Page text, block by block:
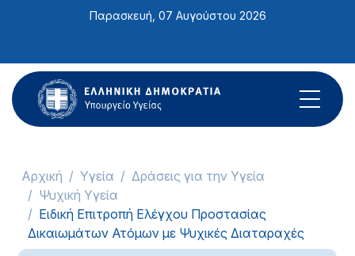
ιστότοπος
περιλαμβάνει
ένα
σύστημα
Παρασκευή, 07 Αυγούστου 2026
Αρχική Υγεία
Δράσεις για την Υγεία
Ψυχική Υγεία
Ειδική Επιτροπή Ελέγχου Προστασίας
Δικαιωμάτων Ατόμων με Ψυχικές Διαταραχές